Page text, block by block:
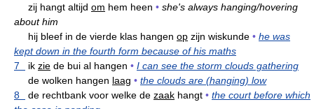
zij hangt altijd om hem heen • she's always hanging/hovering
about him
hij bleef in de vierde klas hangen op zijn wiskunde • he was
kept down in the fourth form because of his maths
7
ik zie de bui al hangen • I can see the storm clouds gathering
de wolken hangen laag • the clouds are (hanging) low
8
de rechtbank voor welke de zaak hangt • the court before which